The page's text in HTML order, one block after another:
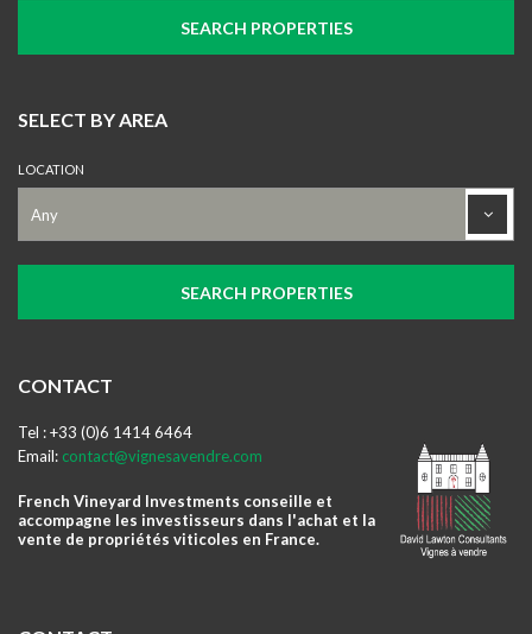
SELECT BY AREA
LOCATION
CONTACT
Tel : +33 (0)6 1414 6464
Email: contact@vignesavendre.com
French Vineyard Investments conseille et
accompagne les investisseurs dans l'achat et la
vente de propriétés viticoles en France.